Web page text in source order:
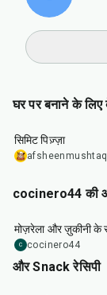
घर पर बनाने के लिए
min
सिमिट पिज़्ज़ा
afsheenmushtaq
cocinero44 की
मोज़रेला और ज़ुकीनी के
C cocinero44
और Snack रेसिपी
15